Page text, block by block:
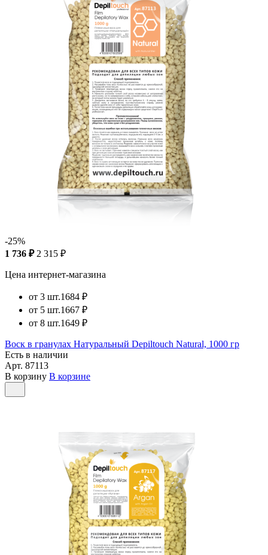
-25%
1 736 ₽ 2 315 ₽
Цена интернет-магазина
от 3 шт.1684 ₽
от 5 шт.1667 ₽
от 8 шт.1649 ₽
Воск в гранулах Натуральный Depiltouch Natural, 1000 гр
Есть в наличии
Арт. 87113
В корзину В корзине